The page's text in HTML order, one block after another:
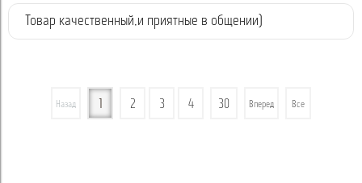
Товар качественный,и приятные в общении)
Назад 2 3 4 30 Вперед Все